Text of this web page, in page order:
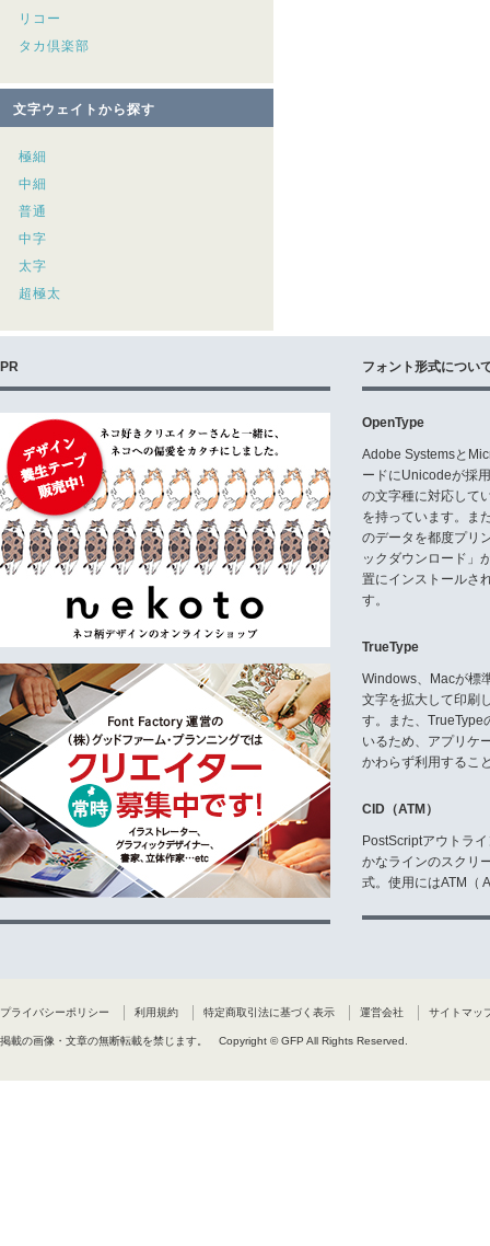
リコー
タカ倶楽部
文字ウェイトから探す
極細
中細
普通
中字
太字
超極太
PR フォント形式につい
OpenType
Adobe Systemsと
ードにUnicodeが採
の文字種に対応して
を持っています。ま
のデータを都度プリ
ックダウンロード」
置にインストールさ
す。
TrueType
Windows、Macが標
文字を拡大して印刷
す。また、TrueType
いるため、アプリケ
かわらず利用するこ
CID（ATM）
PostScriptアウトラ
かなラインのスクリ
式。使用にはATM（
プライバシーポリシー 利用規約 特定商取引法に基づく表示 運営会社 サイトマッ
掲載の画像・文章の無断転載を禁じます。 Copyright © GFP All Rights Reserved.